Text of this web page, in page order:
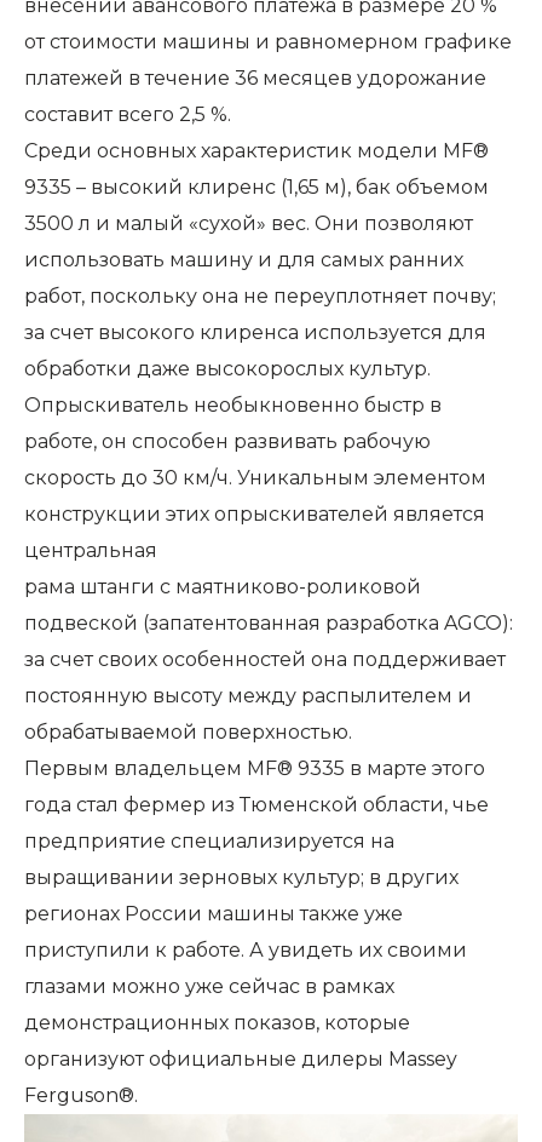
внесении авансового платежа в размере 20 %
от стоимости машины и равномерном графике
платежей в течение 36 месяцев удорожание
составит всего 2,5 %.
Среди основных характеристик модели MF®
9335 – высокий клиренс (1,65 м), бак объемом
3500 л и малый «сухой» вес. Они позволяют
использовать машину и для самых ранних
работ, поскольку она не переуплотняет почву;
за счет высокого клиренса используется для
обработки даже высокорослых культур.
Опрыскиватель необыкновенно быстр в
работе, он способен развивать рабочую
скорость до 30 км/ч. Уникальным элементом
конструкции этих опрыскивателей является
центральная
рама штанги с маятниково-роликовой
подвеской (запатентованная разработка AGCO):
за счет своих особенностей она поддерживает
постоянную высоту между распылителем и
обрабатываемой поверхностью.
Первым владельцем MF® 9335 в марте этого
года стал фермер из Тюменской области, чье
предприятие специализируется на
выращивании зерновых культур; в других
регионах России машины также уже
приступили к работе. А увидеть их своими
глазами можно уже сейчас в рамках
демонстрационных показов, которые
организуют официальные дилеры Massey
Ferguson®.